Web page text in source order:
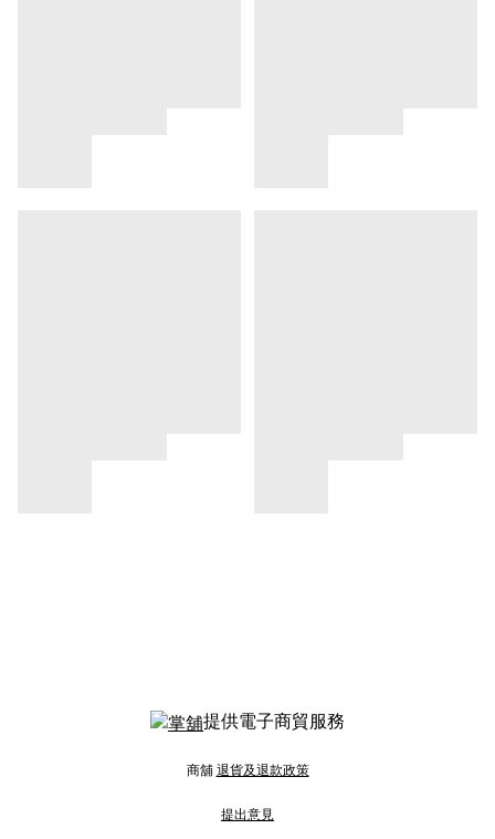
提供電子商貿服務
商舖 退貨及退款政策
提出意見